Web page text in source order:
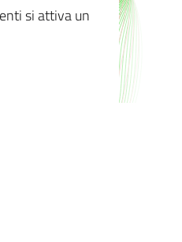
si attiva un